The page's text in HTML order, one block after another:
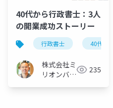
40代から行政書士：3人
の開業成功ストーリー
行政書士 40代から
株式会社ミ
リオンバリ
235